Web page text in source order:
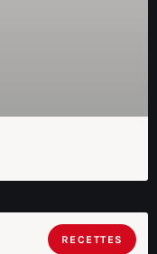
RECETTES